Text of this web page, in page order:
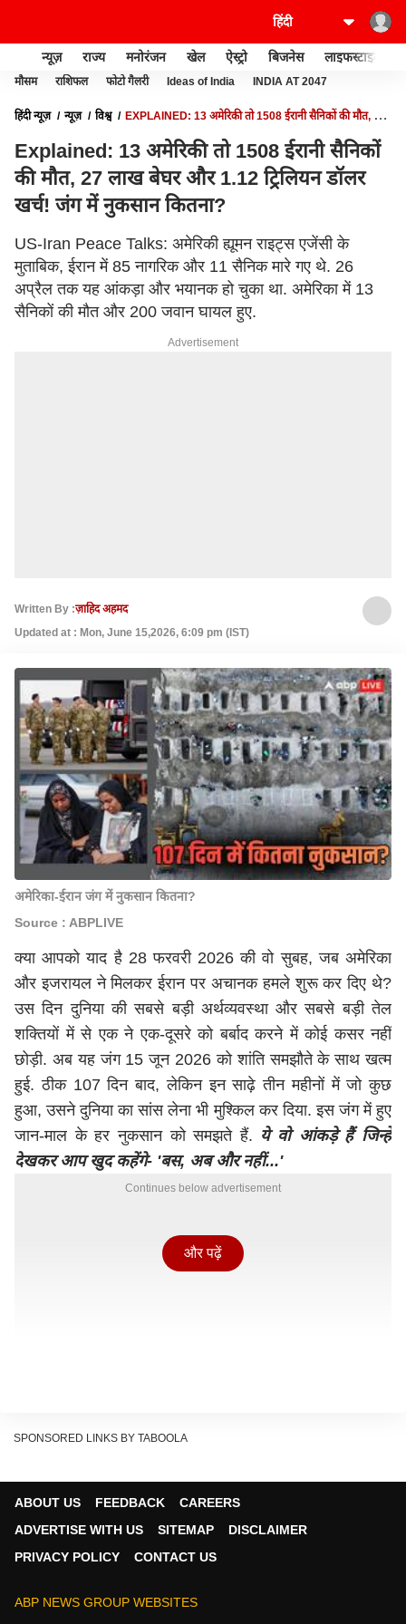
न्यूज़ राज्य मनोरंजन खेल ऐस्ट्रो बिजनेस लाइफस्टाइल
मौसम राशिफल फोटो गैलरी Ideas of India INDIA AT 2047
हिंदी न्यूज़ न्यूज़ विश्व
EXPLAINED: 13 अमेरिकी तो 1508 ईरानी सैनिकों की मौत, 27
Explained: 13 अमेरिकी तो 1508 ईरानी सैनिकों
की मौत, 27 लाख बेघर और 1.12 ट्रिलियन डॉलर
खर्च! जंग में नुकसान कितना?
US-Iran Peace Talks: अमेरिकी ह्यूमन राइट्स एजेंसी के
मुताबिक, ईरान में 85 नागरिक और 11 सैनिक मारे गए थे. 26
अप्रैल तक यह आंकड़ा और भयानक हो चुका था. अमेरिका में 13
सैनिकों की मौत और 200 जवान घायल हुए.
Advertisement
Written By :ज़ाहिद अहमद
Updated at : Mon, June 15,2026, 6:09 pm (IST)
अमेरिका-ईरान जंग में नुकसान कितना?
Source : ABPLIVE
क्या आपको याद है 28 फरवरी 2026 की वो सुबह, जब अमेरिका
और इजरायल ने मिलकर ईरान पर अचानक हमले शुरू कर दिए थे?
उस दिन दुनिया की सबसे बड़ी अर्थव्यवस्था और सबसे बड़ी तेल
शक्तियों में से एक ने एक-दूसरे को बर्बाद करने में कोई कसर नहीं
छोड़ी. अब यह जंग 15 जून 2026 को शांति समझौते के साथ खत्म
हुई. ठीक 107 दिन बाद, लेकिन इन साढ़े तीन महीनों में जो कुछ
हुआ, उसने दुनिया का सांस लेना भी मुश्किल कर दिया. इस जंग में हुए
जान-माल के हर नुकसान को समझते हैं. ये वो आंकड़े हैं जिन्हें
देखकर आप खुद कहेंगे- 'बस, अब और नहीं...'
Continues below advertisement
इंसानी कहर: कितनी गईं जानें और कितने बिखरे?
और पढ़ें
SPONSORED LINKS BY TABOOLA
ABOUT US FEEDBACK
CAREERS
ADVERTISE WITH US
SITEMAP
DISCLAIMER
PRIVACY POLICY
CONTACT US
ABP NEWS GROUP WEBSITES